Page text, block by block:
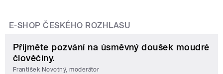
E-SHOP ČESKÉHO ROZHLASU
Přijměte pozvání na úsměvný doušek moudré
člověčiny.
František Novotný, moderátor